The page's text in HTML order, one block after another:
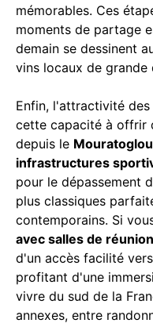
mémorables. Ces
moments de partage
demain se dessinent
vins locaux de grande
Enfin, l'attractivité
cette capacité à offrir
depuis le
infrastructures
pour le dépassement
plus classiques
contemporains. Si
avec salles de
d'un accès facilité
profitant d'une
vivre du sud de la
annexes, entre